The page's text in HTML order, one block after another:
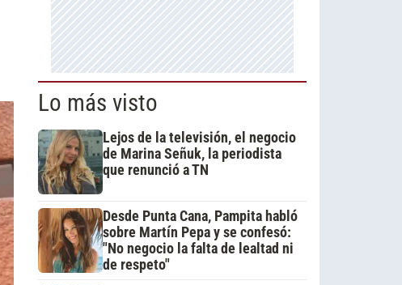
Lo más visto
Lejos de la televisión, el negocio
de Marina Señuk, la periodista
que renunció a TN
Desde Punta Cana, Pampita habló
sobre Martín Pepa y se confesó:
"No negocio la falta de lealtad ni
de respeto"